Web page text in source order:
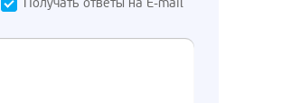
Получать ответы на E-mail